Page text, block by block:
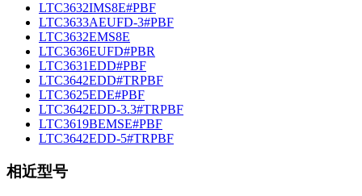
LTC3632IMS8E#PBF
LTC3633AEUFD-3#PBF
LTC3632EMS8E
LTC3636EUFD#PBR
LTC3631EDD#PBF
LTC3642EDD#TRPBF
LTC3625EDE#PBF
LTC3642EDD-3.3#TRPBF
LTC3619BEMSE#PBF
LTC3642EDD-5#TRPBF
相近型号